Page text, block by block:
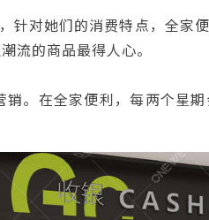
针对她们的消费特点，全家
流的商品最得人心。
。在全家便利，每两个星